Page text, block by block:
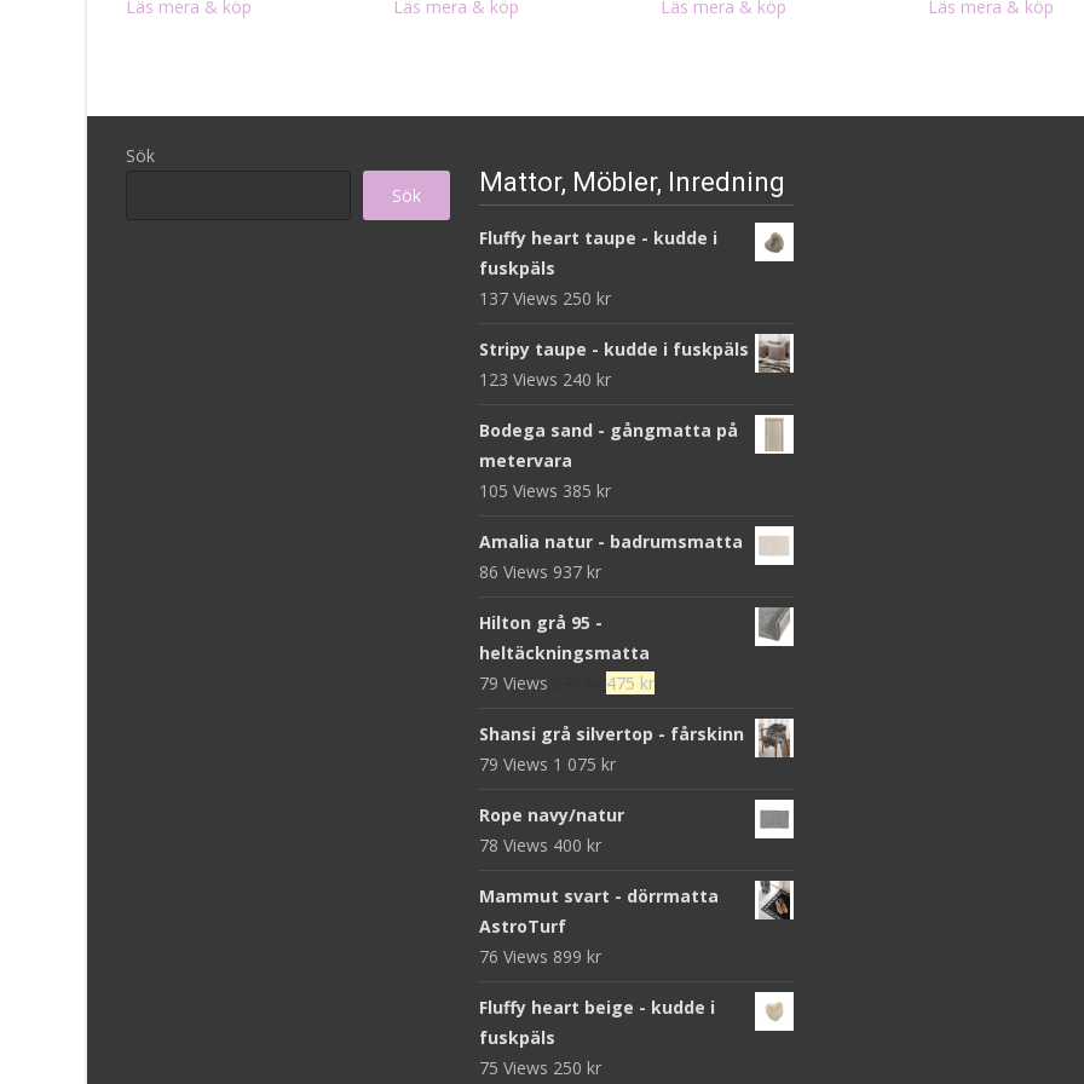
Läs mera & köp Läs mera & köp Läs mera & köp Läs mera & köp
Sök
Sök
Mattor, Möbler, Inredning
Fluffy heart taupe - kudde i
fuskpäls
137 Views 250 kr
Stripy taupe - kudde i fuskpäls
123 Views 240 kr
Bodega sand - gångmatta på
metervara
105 Views 385 kr
Amalia natur - badrumsmatta
86 Views 937 kr
Hilton grå 95 -
heltäckningsmatta
79 Views
Det
priset
var:
475 krDet
priset
Shansi grå silvertop - fårskinn
79 Views 1 075 kr
Rope navy/natur
78 Views 400 kr
Mammut svart - dörrmatta
AstroTurf
76 Views 899 kr
Fluffy heart beige - kudde i
fuskpäls
75 Views 250 kr